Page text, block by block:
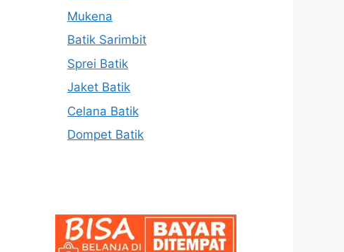
Mukena
Batik Sarimbit
Sprei Batik
Jaket Batik
Celana Batik
Dompet Batik